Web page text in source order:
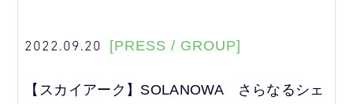
2022.09.20 [PRESS / GROUP]
【スカイアーク】SOLANOWA さらなるシェ